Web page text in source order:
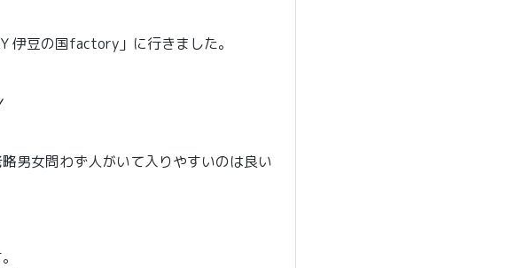
伊豆の国factory」に行きました。
男女問わず人がいて入りやすいのは良い